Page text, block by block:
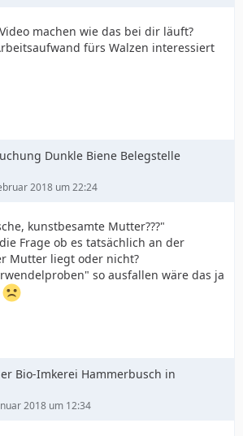
machen wie das bei dir läuft?
fürs Walzen interessiert
Dunkle Biene Belegstelle
2018 um 22:24
kunstbesamte Mutter???"
Frage ob es tatsächlich an der
Mutter liegt oder nicht?
so ausfallen wäre das ja
Bio-Imkerei Hammerbusch in
2018 um 12:34